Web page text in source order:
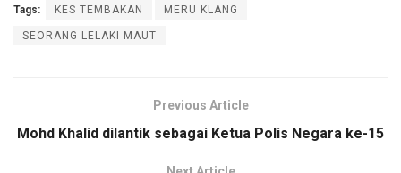
Tags: KES TEMBAKAN MERU KLANG
SEORANG LELAKI MAUT
Previous Article
Mohd Khalid dilantik sebagai Ketua Polis Negara ke-15